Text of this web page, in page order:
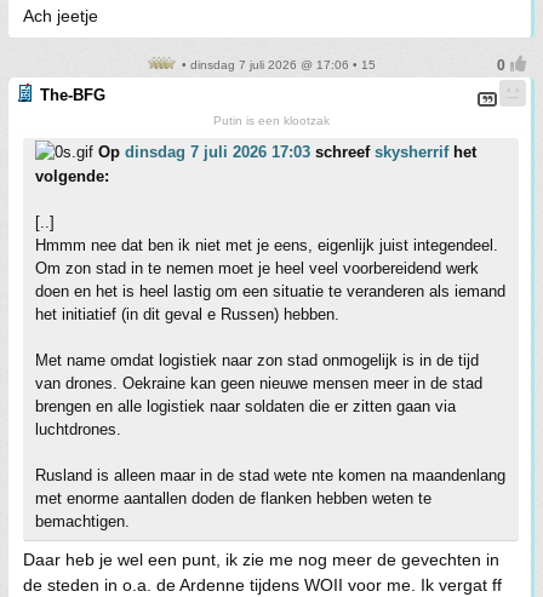
Ach jeetje
• dinsdag 7 juli 2026 @ 17:06 • 15
The-BFG
Putin is een klootzak
Op dinsdag 7 juli 2026 17:03 schreef skysherrifhet
volgende:
[..]
Hmmm nee dat ben ik niet met je eens, eigenlijk juist integendeel.
Om zon stad in te nemen moet je heel veel voorbereidend werk
doen en het is heel lastig om een situatie te veranderen als iemand
het initiatief (in dit geval e Russen) hebben.
Met name omdat logistiek naar zon stad onmogelijk is in de tijd
van drones. Oekraine kan geen nieuwe mensen meer in de stad
brengen en alle logistiek naar soldaten die er zitten gaan via
luchtdrones.
Rusland is alleen maar in de stad wete nte komen na maandenlang
met enorme aantallen doden de flanken hebben weten te
bemachtigen.
Daar heb je wel een punt, ik zie me nog meer de gevechten in
de steden in o.a. de Ardenne tijdens WOII voor me. Ik vergat ff